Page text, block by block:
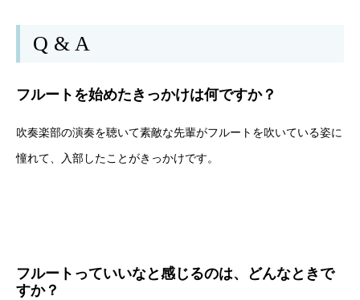
Q & A
フルートを始めたきっかけは何ですか？
吹奏楽部の演奏を聴いて素敵な先輩がフルートを吹いている姿に
憧れて、入部したことがきっかけです。
フルートっていいなと感じるのは、どんなときで
すか？